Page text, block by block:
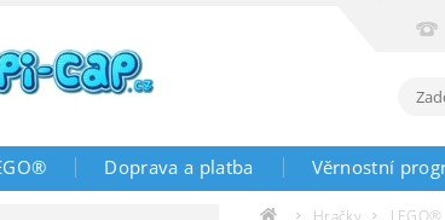
Doprava a platba Věrnostní
Hračky LEGO®